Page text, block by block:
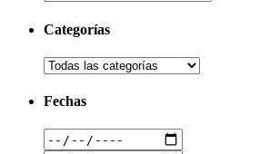
Categorías
Fechas